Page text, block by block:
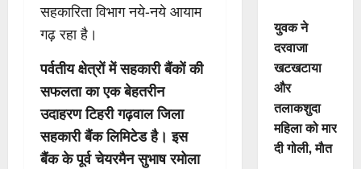
सहकारिता विभाग नये-नये आयाम
गढ़ रहा है।
पर्वतीय क्षेत्रों में सहकारी बैंकों की
सफलता का एक बेहतरीन
उदाहरण टिहरी गढ़वाल जिला
सहकारी बैंक लिमिटेड है। इस
बैंक के पूर्व चेयरमैन सुभाष रमोला
युवक ने
दरवाजा
खटखटाया
और
तलाकशुदा
महिला को मार
दी गोली, माैत